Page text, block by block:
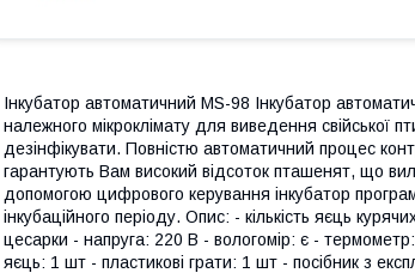
Інкубатор автоматичний MS-98 Інкубатор
належного мікроклімату для виведення свійської
дезінфікувати. Повністю автоматичний процес
гарантують Вам високий відсоток пташенят, що
допомогою цифрового керування інкубатор
інкубаційного періоду. Опис: - кількість яєць
цесарки - напруга: 220 В - вологомір: є -
яєць: 1 шт - пластикові грати: 1 шт - посібник з